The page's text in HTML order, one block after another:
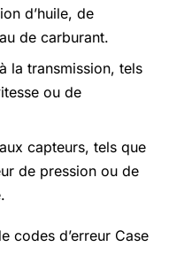
d’huile, de
de carburant.
la transmission, tels
ou de
capteurs, tels que
de pression ou de
codes d’erreur Case